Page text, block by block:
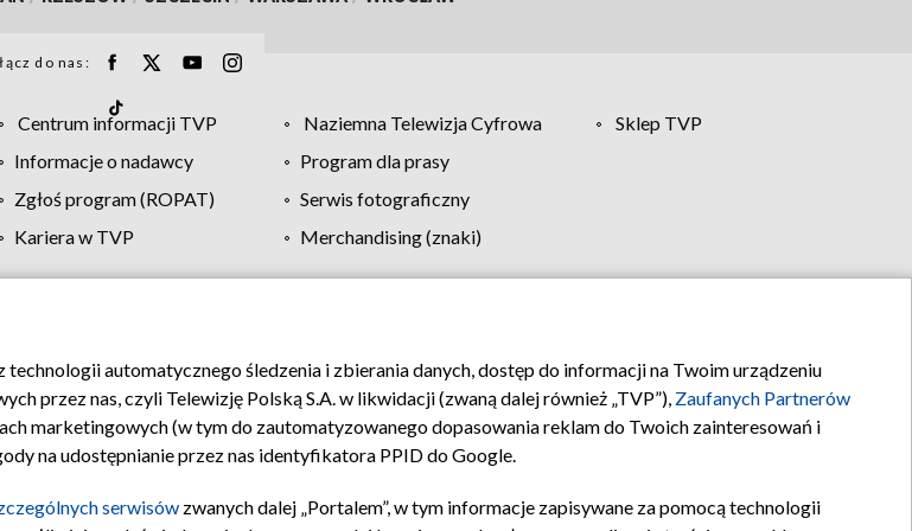
do nas:
Centrum informacji TVP Naziemna Telewizja Cyfrowa
Sklep TVP
Informacje o nadawcy
Program dla prasy
Zgłoś program (ROPAT)
Serwis fotograficzny
Kariera w TVP
Merchandising (znaki)
Moje zgody Pomoc Biuro reklamy Kontakt
automatycznego śledzenia i zbierania danych, dostęp do informacji na Twoim urządzeniu
przez nas, czyli Telewizję Polską S.A. w likwidacji (zwaną dalej również „TVP”), Zaufanych Partnerów
marketingowych (w tym do zautomatyzowanego dopasowania reklam do Twoich zainteresowań i
na udostępnianie przez nas identyfikatora PPID do Google.
serwisów zwanych dalej „Portalem”, w tym informacje zapisywane za pomocą technologii